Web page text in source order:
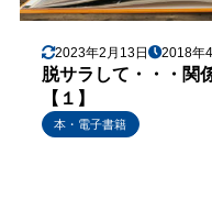
2023年2月13日 2018年
脱サラして・・・関
【１】
本・電子書籍